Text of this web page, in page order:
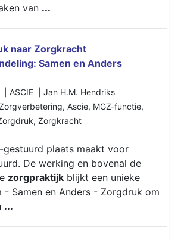
van ...
naar Zorgkracht
Samen en Anders
| ASCIE | Jan H.M. Hendriks
, Ascie, MGZ-functie,
, Zorgkracht
gestuurd plaats maakt voor
De werking en bovenal de
zorgpraktijk blijkt een unieke
- Samen en Anders - Zorgdruk om
...